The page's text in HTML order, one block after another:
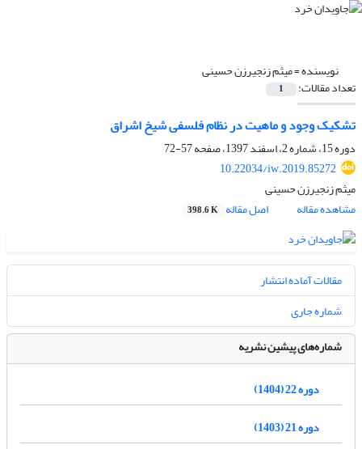
نویسنده =میثم زنجیرزن حسینی
تعداد مقالات: 1
تشکیک وجود و ماهیت در نظام فلسفی شیخ اشراق
دوره 15، شماره 2، اسفند 1397، صفحه
57-72
10.22034/iw.2019.85272
میثم زنجیرزن حسینی
مشاهده مقاله
اصل مقاله 398.6 K
مقالات آماده انتشار
شماره جاری
شماره‌های پیشین نشریه
دوره 22 (1404)
دوره 21 (1403)